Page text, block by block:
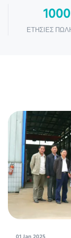
1000
ΕΤΉΣΙΕΣ